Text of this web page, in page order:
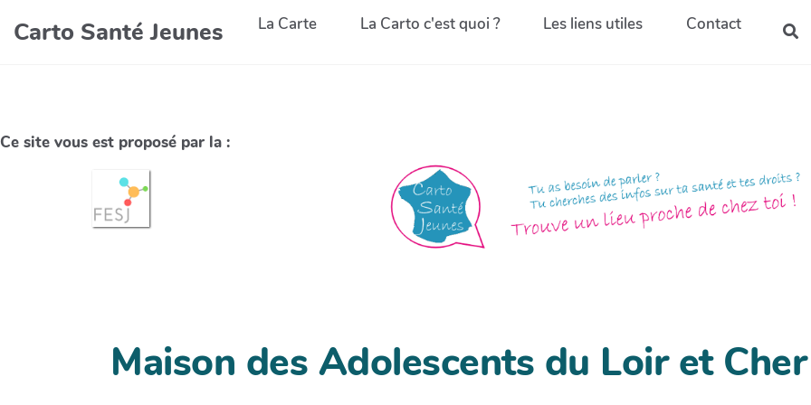
Carto Santé Jeunes La Carte La Carto c'est quoi ? Les liens utiles Contact
Ce site vous est proposé par la :
Maison des Adolescents du Loir et Cher